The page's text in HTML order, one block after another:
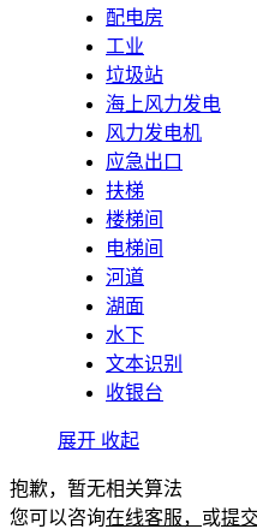
配电房
工业
垃圾站
海上风力发电
风力发电机
应急出口
扶梯
楼梯间
电梯间
河道
湖面
水下
文本识别
收银台
展开 收起
抱歉，暂无相关算法
您可以咨询在线客服， 或提